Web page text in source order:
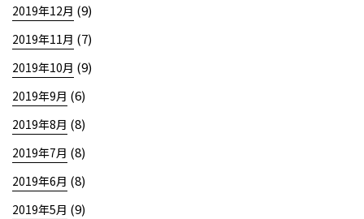
2019年12月 (9)
2019年11月 (7)
2019年10月 (9)
2019年9月 (6)
2019年8月 (8)
2019年7月 (8)
2019年6月 (8)
2019年5月 (9)